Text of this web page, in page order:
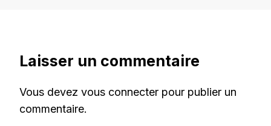
Laisser un commentaire
Vous devez vous connecter pour publier un
commentaire.